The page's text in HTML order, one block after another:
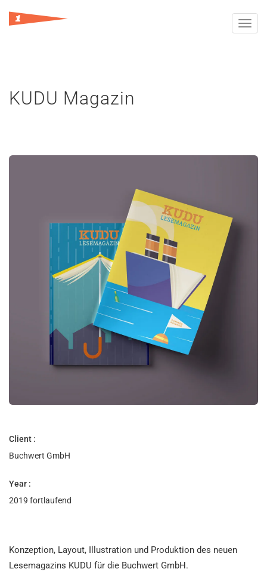
KUDU Magazin
Client :
Buchwert GmbH
Year :
2019 fortlaufend
Konzeption, Layout, Illustration und Produktion des neuen
Lesemagazins KUDU für die Buchwert GmbH.